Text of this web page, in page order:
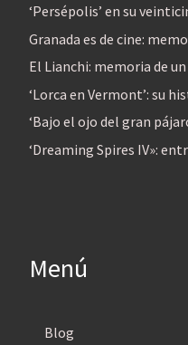
‘Persépolis’ en su
Granada es de cine:
El Lianchi: memoria de
‘Lorca en Vermont’: su
‘Bajo el ojo del gran
‘Dreaming Spires IV»:
Menú
Blog